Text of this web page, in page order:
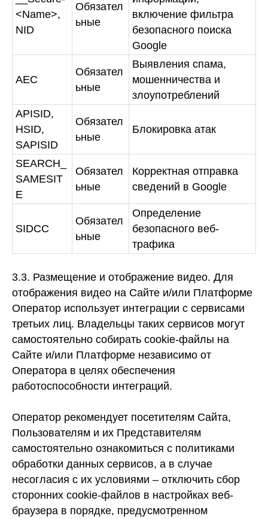
<Name>,
NID
Обязател
ьные
включение фильтра
безопасного поиска
Google
AEC
Обязател
ьные
Выявления спама,
мошенничества и
злоупотреблений
APISID,
HSID,
SAPISID
Обязател
ьные
Блокировка атак
SEARCH_
SAMESIT
E
Обязател
ьные
Корректная отправка
сведений в Google
SIDCC
Обязател
ьные
Определение
безопасного веб-
трафика
3.3. Размещение и отображение видео. Для
отображения видео на Сайте и/или Платформе
Оператор использует интеграции с сервисами
третьих лиц. Владельцы таких сервисов могут
самостоятельно собирать cookie-файлы на
Сайте и/или Платформе независимо от
Оператора в целях обеспечения
работоспособности интеграций.
Оператор рекомендует посетителям Сайта,
Пользователям и их Представителям
самостоятельно ознакомиться с политиками
обработки данных сервисов, а в случае
несогласия с их условиями – отключить сбор
сторонних cookie-файлов в настройках веб-
браузера в порядке, предусмотренном